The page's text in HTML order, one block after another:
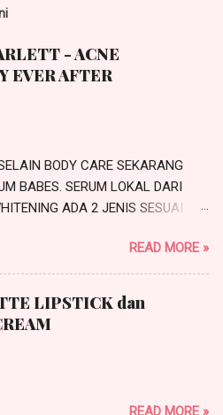
- ACNE
EVER AFTER
BODY CARE SEKARANG
BABES. SERUM LOKAL DARI
ADA 2 JENIS SESUAI
SERUM DAN SCARLETT
AFTER SERUM. INI REVIEW
SESUAI JANJI SAYA DI
PRODUCT KNOWLEDGE
Scarlett Whitening saat ini
Body Care ke SkinCare
READ MORE »
LIPSTICK dan
READ MORE »